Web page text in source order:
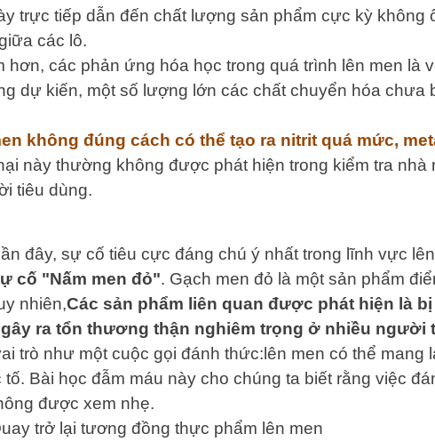
trực tiếp dẫn đến chất lượng sản phẩm cực kỳ không
các lô.
hơn, các phản ứng hóa học trong quá trình lên men là
dự kiến, một số lượng lớn các chất chuyển hóa chưa
không đúng cách có thể tạo ra nitrit quá mức,
này thường không được phát hiện trong kiểm tra
tiêu dùng.
đây, sự cố tiêu cực đáng chú ý nhất trong lĩnh vực
cố "Nấm men đỏ". Gạch men đỏ là một sản phẩm
nhiên,Các sản phẩm liên quan được phát hiện là
ra tổn thương thận nghiêm trọng ở nhiều người
trò như một cuộc gọi đánh thức:lên men có thể mang
Bài học đẫm máu này cho chúng ta biết rằng việc
được xem nhẹ.
trở lại tương đồng thực phẩm lên men